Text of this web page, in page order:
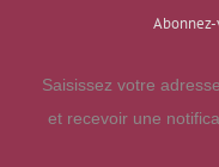
Saisissez votre
et recevoir une